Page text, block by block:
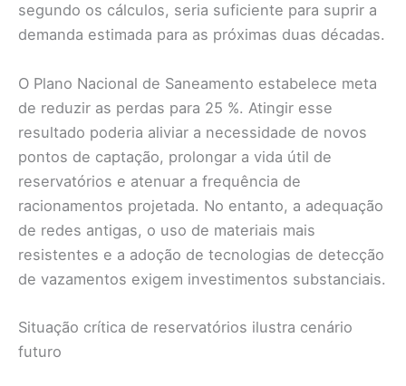
segundo os cálculos, seria suficiente para suprir a
demanda estimada para as próximas duas décadas.
O Plano Nacional de Saneamento estabelece meta
de reduzir as perdas para 25 %. Atingir esse
resultado poderia aliviar a necessidade de novos
pontos de captação, prolongar a vida útil de
reservatórios e atenuar a frequência de
racionamentos projetada. No entanto, a adequação
de redes antigas, o uso de materiais mais
resistentes e a adoção de tecnologias de detecção
de vazamentos exigem investimentos substanciais.
Situação crítica de reservatórios ilustra cenário
futuro